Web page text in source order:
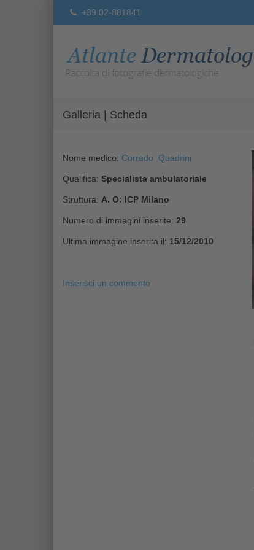
+39 02-881841
Galleria | Scheda
Nome medico: Corrado Quadrini
Qualifica: Specialista ambulatoriale
Struttura: A. O: ICP Milano
Numero di immagini inserite: 29
Ultima immagine inserita il: 15/12/2010
Inserisci un commento